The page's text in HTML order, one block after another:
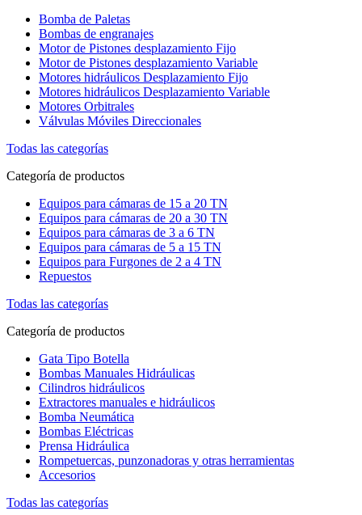
Bomba de Paletas
Bombas de engranajes
Motor de Pistones desplazamiento Fijo
Motor de Pistones desplazamiento Variable
Motores hidráulicos Desplazamiento Fijo
Motores hidráulicos Desplazamiento Variable
Motores Orbitrales
Válvulas Móviles Direccionales
Todas las categorías
Categoría de productos
Equipos para cámaras de 15 a 20 TN
Equipos para cámaras de 20 a 30 TN
Equipos para cámaras de 3 a 6 TN
Equipos para cámaras de 5 a 15 TN
Equipos para Furgones de 2 a 4 TN
Repuestos
Todas las categorías
Categoría de productos
Gata Tipo Botella
Bombas Manuales Hidráulicas
Cilindros hidráulicos
Extractores manuales e hidráulicos
Bomba Neumática
Bombas Eléctricas
Prensa Hidráulica
Rompetuercas, punzonadoras y otras herramientas
Accesorios
Todas las categorías